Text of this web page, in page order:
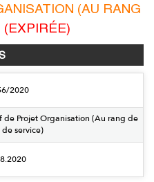
(AU RANG
(EXPIRÉE)
2020
de Projet Organisation (Au rang de
service)